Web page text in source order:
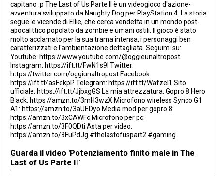
capitano :p The Last of Us Parte II è un videogioco d'azione-
avventura sviluppato da Naughty Dog per PlayStation 4. La storia
segue le vicende di Ellie, che cerca vendetta in un mondo post-
apocalittico popolato da zombie e umani ostili. Il gioco è stato
molto acclamato per la sua trama intensa, i personaggi ben
caratterizzati e l'ambientazione dettagliata. Seguimi su:
Youtube: https://www.youtube.com/@oggieunaltropost
Instagram: https://ift.tt/FwN1s9l Twitter:
https://twitter.com/oggiunaltropost Facebook:
https://ift.tt/asFekpP Telegram: https://ift.tt/Wafzel1 Sito
ufficiale: https://ift.tt/JjbxgGS La mia attrezzatura: Gopro 8 Hero
Black: https://amzn.to/3mH3wzX Microfono wireless Synco G1
A1: https://amzn.to/3aUEDyo Media mod per gopro 8:
https://amzn.to/3xCAWFc Microfono per pc:
https://amzn.to/3F0QDti Asta per video:
https://amzn.to/3FuPdJg #thelastofuspart2 #gaming
Guarda il video 'Potenziamento finito male in The
Last of Us Parte II'
: